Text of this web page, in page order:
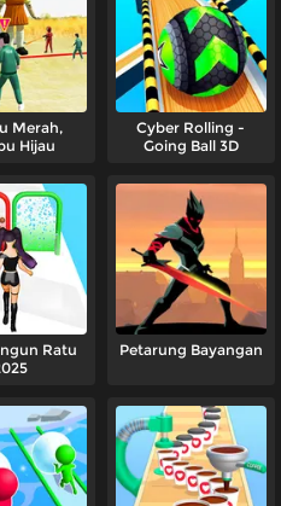
Merah,
Hijau
Cyber Rolling -
Going Ball 3D
Ratu
Petarung Bayangan